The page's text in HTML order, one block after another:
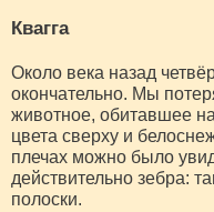
Квагга
Около века назад
окончательно. Мы
животное, обитавшее
цвета сверху и
плечах можно было
действительно зебра:
полоски.